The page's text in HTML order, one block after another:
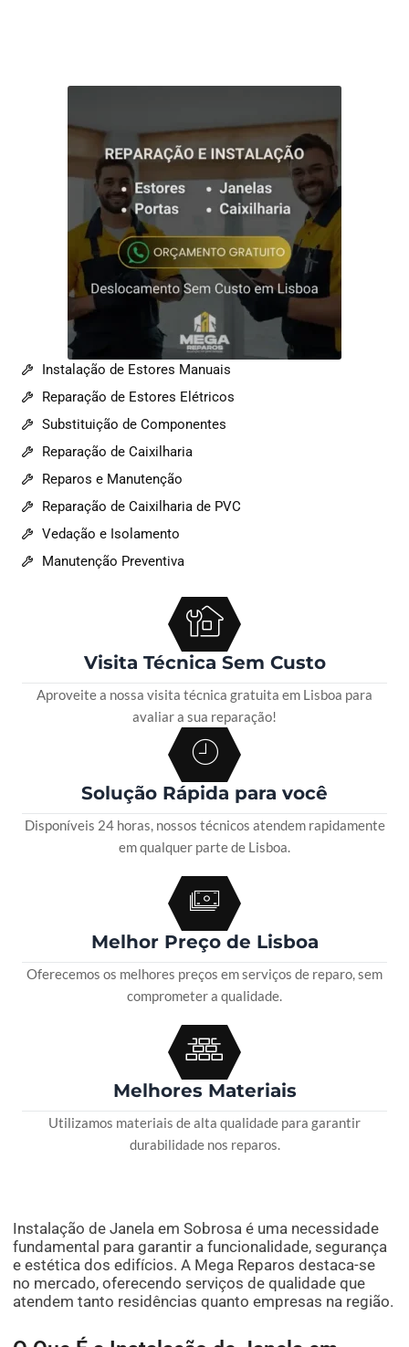
Instalação de Estores Manuais
Reparação de Estores Elétricos
Substituição de Componentes
Reparação de Caixilharia
Reparos e Manutenção
Reparação de Caixilharia de PVC
Vedação e Isolamento
Manutenção Preventiva
Visita Técnica Sem Custo
Aproveite a nossa visita técnica gratuita em Lisboa para
avaliar a sua reparação!
Solução Rápida para você
Disponíveis 24 horas, nossos técnicos atendem rapidamente
em qualquer parte de Lisboa.
Melhor Preço de Lisboa
Oferecemos os melhores preços em serviços de reparo, sem
comprometer a qualidade.
Melhores Materiais
Utilizamos materiais de alta qualidade para garantir
durabilidade nos reparos.
Instalação de Janela em Sobrosa é uma necessidade
fundamental para garantir a funcionalidade, segurança
e estética dos edifícios. A Mega Reparos destaca-se
no mercado, oferecendo serviços de qualidade que
atendem tanto residências quanto empresas na região.